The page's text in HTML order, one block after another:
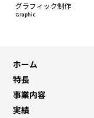
グラフィック制作
Graphic
ホーム
特長
事業内容
実績